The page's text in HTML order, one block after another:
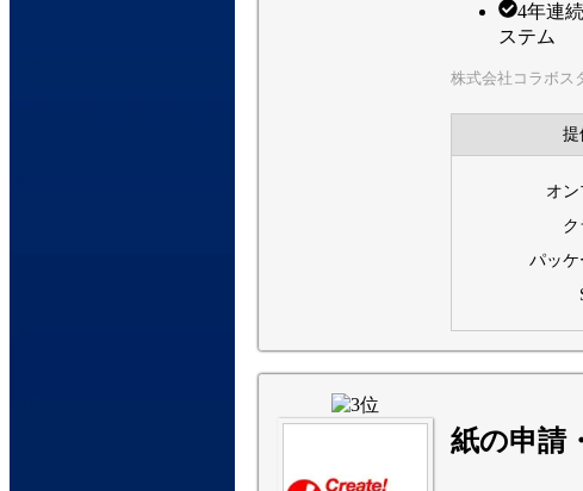
4年連
ステム
株式会社コラボス
提
オン
ク
パッケ
紙の申請